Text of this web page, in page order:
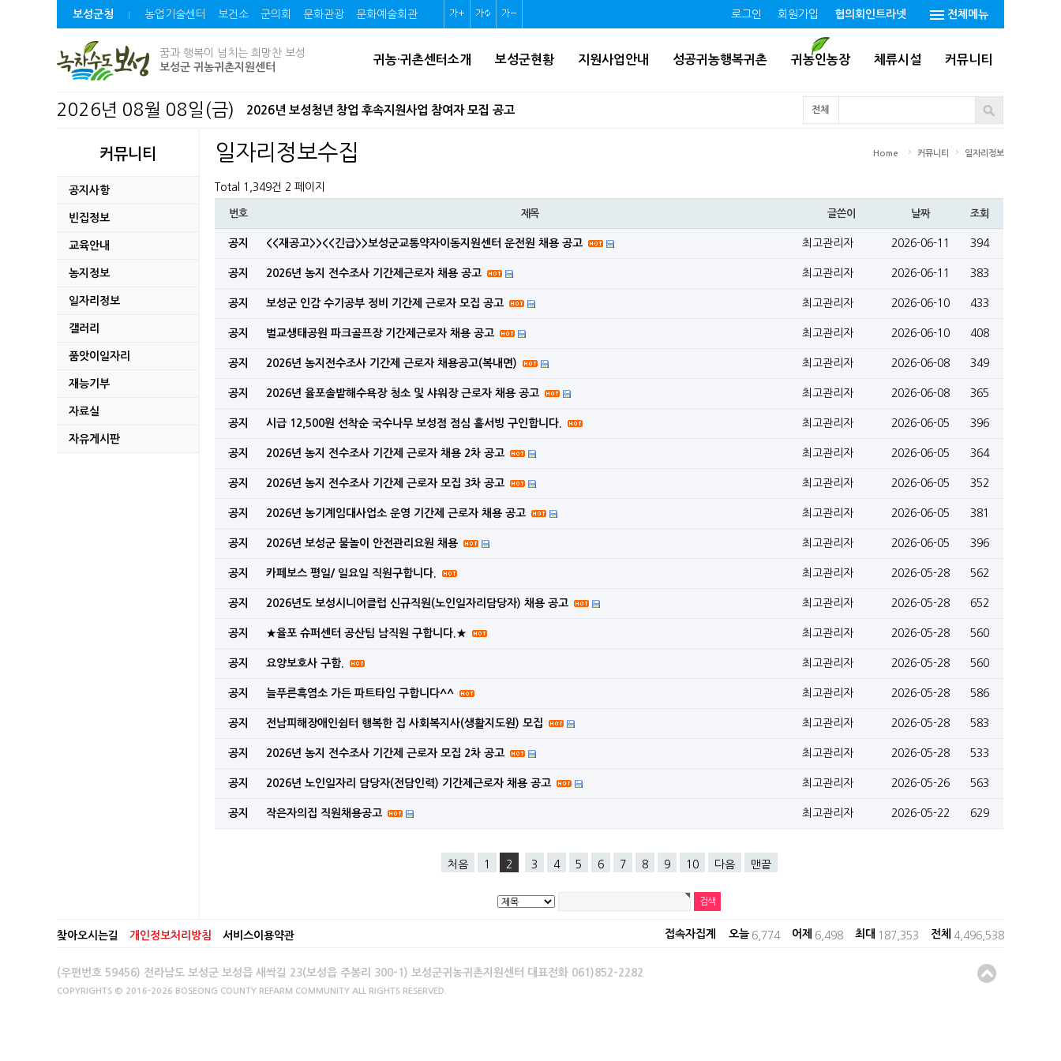
보성군청 농업기술센터 보건소 군의회 문화관광 문화예술회관 글
글
글 로그인 회원가입 협의회인트라넷 전체메뉴
꿈과 행복이 넘치는 희망찬 보성
보성군 귀농귀촌지원센터
귀농·귀촌센터소개 보성군현황 지원사업안내 성공귀농행복귀촌 귀농인농장 체류시설 커뮤니티
2026년 08월 08일(금) 2026년 보성청년 창업 후속지원사업 참여자 모집 공고
2026년 조림지 풀베기사업 감리용역(2차)
보성군, 청년 창업기업 ‘홀로서기’ 후속 지원 나선다!(인구정책과)
2026년 다자녀가정 가족사진 만들어주기 사업 신청 안내 재공고
2026년 보성 청년 네트워크 조성사업 모집 공고
벌교읍 장양지구 취약지역생활여건 개조사업 기본계획 수립 고시
파크골프 이용 전 꼭 확인하세요!
보성 군관리계획(용도지역, 체육시설) 결정(변경) 지형도면 승인 고시
2026년도 제1회 추가경정 세입·세출 예산 고시
보성차밭 데크로드 경관조명 설치공사 공고
2026년 귀농어귀촌인 우수 창업활성화 지원사업 대상자 모집 공고
연일 이어지는 폭염, 주의하세요!
지적기준점 성과 및 폐기 고시
전체
커뮤니티
공지사항
빈집정보
교육안내
농지정보
일자리정보
갤러리
품앗이일자리
재능기부
자료실
자유게시판
Home 커뮤니티 일자리정보
일자리정보수집
Total 1,349건 2 페이지
번호 제목 글쓴이 날짜 조회
공지 <<재공고>><<긴급>>보성군교통약자이동지원센터 운전원 채용 공고 최고관리자 2026-06-11 394
공지 2026년 농지 전수조사 기간제근로자 채용 공고 최고관리자 2026-06-11 383
공지 보성군 인감 수기공부 정비 기간제 근로자 모집 공고 최고관리자 2026-06-10 433
공지 벌교생태공원 파크골프장 기간제근로자 채용 공고 최고관리자 2026-06-10 408
공지 2026년 농지전수조사 기간제 근로자 채용공고(복내면) 최고관리자 2026-06-08 349
공지 2026년 율포솔밭해수욕장 청소 및 샤워장 근로자 채용 공고 최고관리자 2026-06-08 365
공지 시급 12,500원 선착순 국수나무 보성점 점심 홀서빙 구인합니다. 최고관리자 2026-06-05 396
공지 2026년 농지 전수조사 기간제 근로자 채용 2차 공고 최고관리자 2026-06-05 364
공지 2026년 농지 전수조사 기간제 근로자 모집 3차 공고 최고관리자 2026-06-05 352
공지 2026년 농기계임대사업소 운영 기간제 근로자 채용 공고 최고관리자 2026-06-05 381
공지 2026년 보성군 물놀이 안전관리요원 채용 최고관리자 2026-06-05 396
공지 카페보스 평일/ 일요일 직원구합니다. 최고관리자 2026-05-28 562
공지 2026년도 보성시니어클럽 신규직원(노인일자리담당자) 채용 공고 최고관리자 2026-05-28 652
공지 ★율포 슈퍼센터 공산팀 남직원 구합니다.★ 최고관리자 2026-05-28 560
공지 요양보호사 구함. 최고관리자 2026-05-28 560
공지 늘푸른흑염소 가든 파트타임 구합니다^^ 최고관리자 2026-05-28 586
공지 전남피해장애인쉼터 행복한 집 사회복지사(생활지도원) 모집 최고관리자 2026-05-28 583
공지 2026년 농지 전수조사 기간제 근로자 모집 2차 공고 최고관리자 2026-05-28 533
공지 2026년 노인일자리 담당자(전담인력) 기간제근로자 채용 공고 최고관리자 2026-05-26 563
공지 작은자의집 직원채용공고 최고관리자 2026-05-22 629
처음 1 2 3 4 5 6 7 8 9 10 다음 맨끝
찾아오시는길 개인정보처리방침 서비스이용약관 접속자집계 오늘 6,774 어제 6,498 최대 187,353 전체 4,496,538
(우편번호 59456) 전라남도 보성군 보성읍 새싹길 23(보성읍 주봉리 300-1) 보성군귀농귀촌지원센터 대표전화 061)852-2282
COPYRIGHTS © 2016-2026 BOSEONG COUNTY REFARM COMMUNITY ALL RIGHTS RESERVED.